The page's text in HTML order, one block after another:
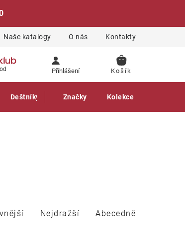
Naše katalogy O nás Kontakty
Přihlášení
NÁKUPNÍ
Deštníky Gastro produkty
Značky Kolekce
Nejdražší Abecedně